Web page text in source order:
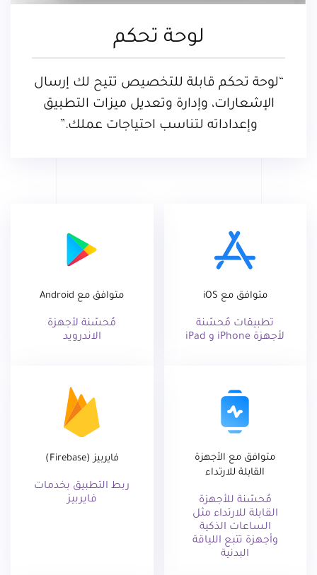
لوحة تحكم
“لوحة تحكم قابلة للتخصيص تتيح لك إرسال
الإشعارات، وإدارة وتعديل ميزات التطبيق
وإعداداته لتناسب احتياجات عملك.”
متوافق مع iOS
تطبيقات مُحسّنة
لأجهزة iPhone و iPad
متوافق مع Android
مُحسّنة لأجهزة
الاندرويد
متوافق مع الأجهزة
القابلة للارتداء
مُحسّنة للأجهزة
القابلة للارتداء مثل
الساعات الذكية
وأجهزة تتبع اللياقة
البدنية
فايربيز (Firebase)
ربط التطبيق بخدمات
فايربيز